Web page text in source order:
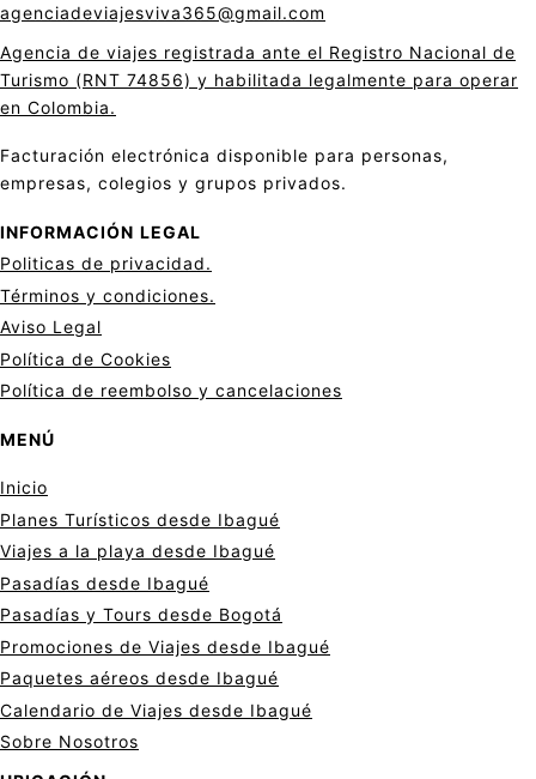
agenciadeviajesviva365@gmail.com
Agencia de viajes registrada ante el Registro Nacional de
Turismo (RNT 74856) y habilitada legalmente para operar
en Colombia.
Facturación electrónica disponible para personas,
empresas, colegios y grupos privados.
INFORMACIÓN LEGAL
Politicas de privacidad.
Términos y condiciones.
Aviso Legal
Política de Cookies
Política de reembolso y cancelaciones
MENÚ
Inicio
Planes Turísticos desde Ibagué
Viajes a la playa desde Ibagué
Pasadías desde Ibagué
Pasadías y Tours desde Bogotá
Promociones de Viajes desde Ibagué
Paquetes aéreos desde Ibagué
Calendario de Viajes desde Ibagué
Sobre Nosotros